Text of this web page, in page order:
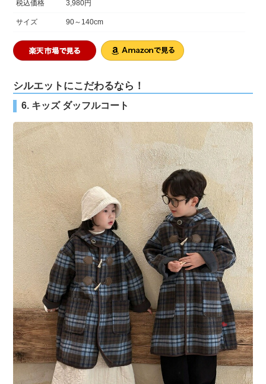
税込価格 3,980円
サイズ 90～140cm
シルエットにこだわるなら！
6. キッズ ダッフルコート